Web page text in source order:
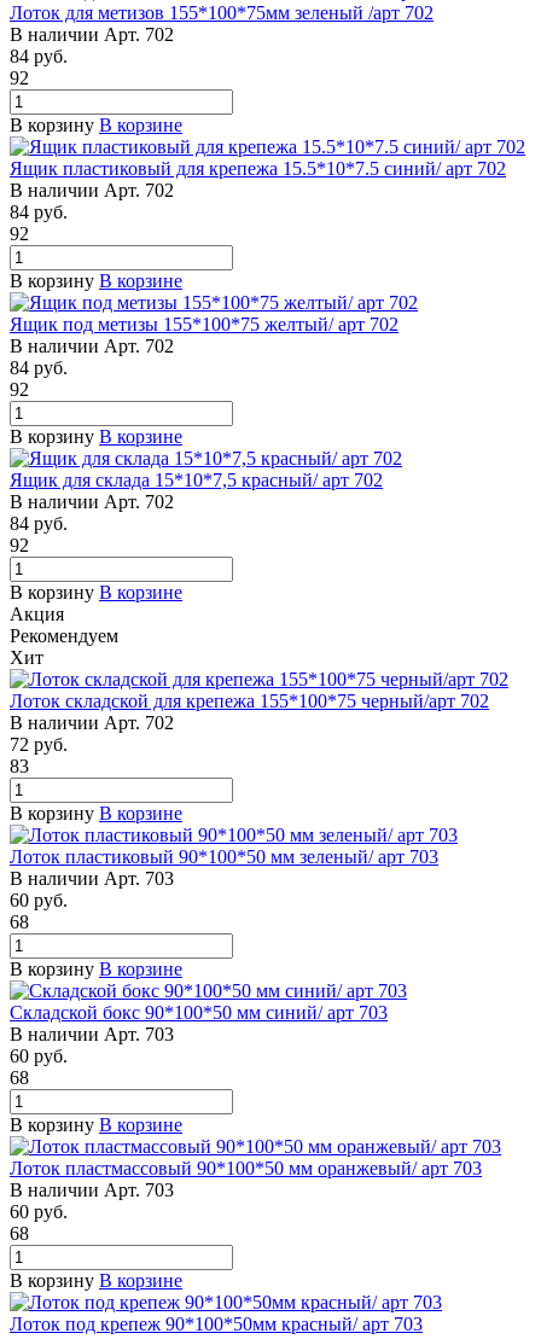
Лоток для метизов 155*100*75мм зеленый /арт 702
В наличии Арт. 702
84 руб.
92
В корзину В корзине
Ящик пластиковый для крепежа 15.5*10*7.5 синий/ арт 702
В наличии Арт. 702
84 руб.
92
В корзину В корзине
Ящик под метизы 155*100*75 желтый/ арт 702
В наличии Арт. 702
84 руб.
92
В корзину В корзине
Ящик для склада 15*10*7,5 красный/ арт 702
В наличии Арт. 702
84 руб.
92
В корзину В корзине
Акция
Рекомендуем
Хит
Лоток складской для крепежа 155*100*75 черный/арт 702
В наличии Арт. 702
72 руб.
83
В корзину В корзине
Лоток пластиковый 90*100*50 мм зеленый/ арт 703
В наличии Арт. 703
60 руб.
68
В корзину В корзине
Складской бокс 90*100*50 мм синий/ арт 703
В наличии Арт. 703
60 руб.
68
В корзину В корзине
Лоток пластмассовый 90*100*50 мм оранжевый/ арт 703
В наличии Арт. 703
60 руб.
68
В корзину В корзине
Лоток под крепеж 90*100*50мм красный/ арт 703